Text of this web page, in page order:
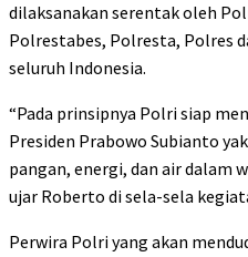
dilaksanakan serentak oleh
Polrestabes, Polresta, Polres
seluruh Indonesia.
“Pada prinsipnya Polri siap
Presiden Prabowo Subianto
pangan, energi, dan air dalam
ujar Roberto di sela-sela
Perwira Polri yang akan